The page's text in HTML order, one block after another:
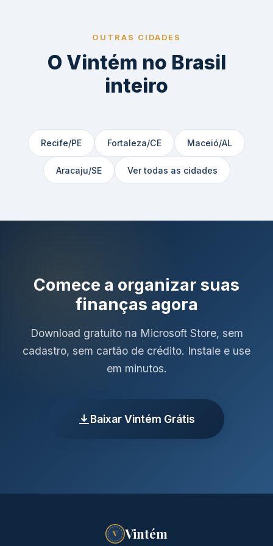
OUTRAS CIDADES
O Vintém no Brasil
inteiro
Recife/PE Fortaleza/CE Maceió/AL
Aracaju/SE Ver todas as cidades
Comece a organizar suas
finanças agora
Download gratuito na Microsoft Store, sem
cadastro, sem cartão de crédito. Instale e use
em minutos.
Baixar Vintém Grátis
V Vintém